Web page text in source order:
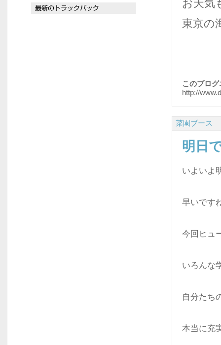
お天気
東京の
このブロ
http://
菜園ブース
明日
いよいよ
早いです
今回ヒュ
いろんな
自分たち
本当に充